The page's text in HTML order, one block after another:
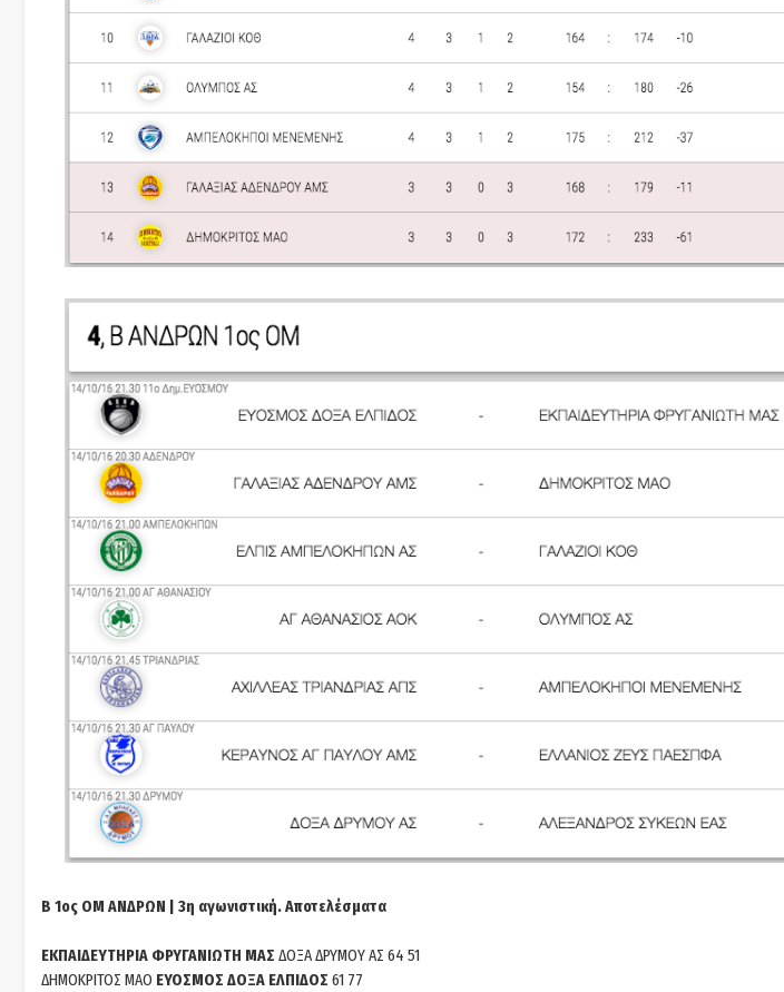
B 1ος ΟΜ ΑΝΔΡΩΝ | 3η αγωνιστική. Αποτελέσματα
ΕΚΠΑΙΔΕΥΤΗΡΙΑ ΦΡΥΓΑΝΙΩΤΗ ΜΑΣ ΔΟΞΑ ΔΡΥΜΟΥ ΑΣ 64 51
ΔΗΜΟΚΡΙΤΟΣ ΜΑΟ ΕΥΟΣΜΟΣ ΔΟΞΑ ΕΛΠΙΔΟΣ 61 77